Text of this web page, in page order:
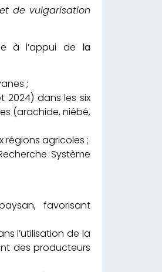
de vulgarisation
à l’appui de la
;
2024) dans les six
(arachide, niébé,
régions agricoles ;
Système
favorisant
l’utilisation de la
des producteurs